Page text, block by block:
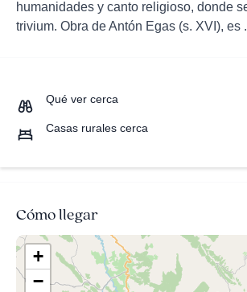
humanidades y canto religioso, donde
trivium. Obra de Antón Egas (s. XVI), es
Qué ver cerca
Casas rurales cerca
Cómo llegar
+
−